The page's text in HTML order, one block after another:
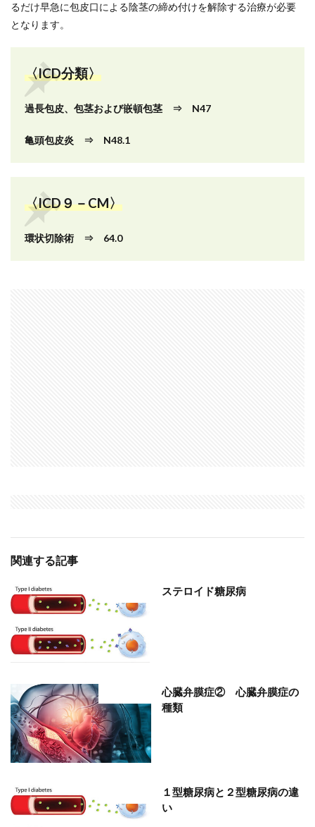
るだけ早急に包皮口による陰茎の締め付けを解除する治療が必要
となります。
〈ICD分類〉
過長包皮、包茎および嵌頓包茎 ⇒ N47
亀頭包皮炎 ⇒ N48.1
〈ICD９－CM〉
環状切除術 ⇒ 64.0
関連する記事
ステロイド糖尿病
心臓弁膜症② 心臓弁膜症の
種類
１型糖尿病と２型糖尿病の違
い